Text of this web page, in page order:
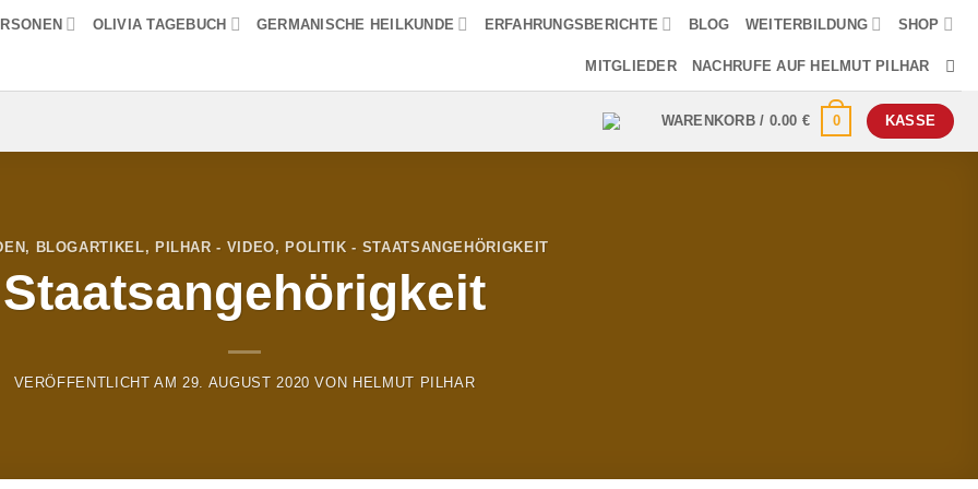
OLIVIA TAGEBUCH GERMANISCHE HEILKUNDE ERFAHRUNGSBERICHTE BLOG WEITERBILDUNG SHOP
MITGLIEDER NACHRUFE AUF HELMUT PILHAR
WARENKORB / 0.00 € 0 KASSE
, BLOGARTIKEL, PILHAR - VIDEO, POLITIK - STAATSANGEHÖRIGKEIT
Staatsangehörigkeit
VERÖFFENTLICHT AM 29. AUGUST 2020 VON HELMUT PILHAR